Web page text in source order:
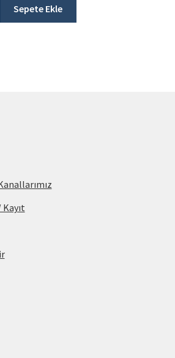
Sepete Ekle
Kayıt